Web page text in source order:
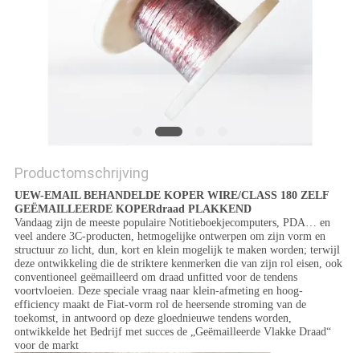
Productomschrijving
UEW-EMAIL BEHANDELDE KOPER WIRE/CLASS 180 ZELF
GEËMAILLEERDE KOPERdraad PLAKKEND
Vandaag zijn de meeste populaire Notitieboekjecomputers, PDA… en
veel andere 3C-producten, hetmogelijke ontwerpen om zijn vorm en
structuur zo licht, dun, kort en klein mogelijk te maken worden; terwijl
deze ontwikkeling die de striktere kenmerken die van zijn rol eisen, ook
conventioneel geëmailleerd om draad unfitted voor de tendens
voortvloeien. Deze speciale vraag naar klein-afmeting en hoog-
efficiency maakt de Fiat-vorm rol de heersende stroming van de
toekomst, in antwoord op deze gloednieuwe tendens worden,
ontwikkelde het Bedrijf met succes de „Geëmailleerde Vlakke Draad“
voor de markt